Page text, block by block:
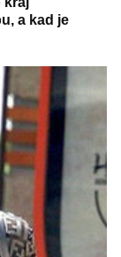
a kad je